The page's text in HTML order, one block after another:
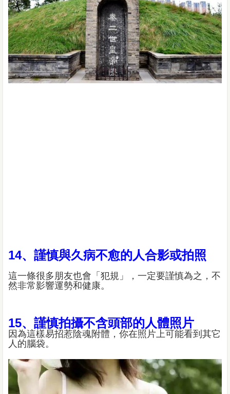
14、謹慎與久病不愈的人合影或拍照
這一條很多朋友也會「犯規」，一定要謹慎為之，不
然非常影響運勢和健康。
15、謹慎拍攝不含頭部的人體照片
因為這樣易招惹陰魂附體，你在照片上可能看到其它
人的腦袋。